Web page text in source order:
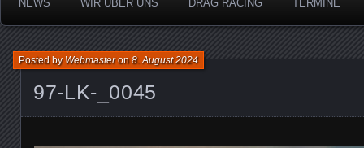
NEWS WIR ÜBER UNS DRAG RACING TERMINE
97-LK-_0045
Posted byWebmasteron8. August 2024